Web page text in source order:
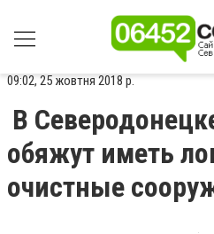
09:02, 25 жовтня 2018 р.
В
обяжут иметь
очистные